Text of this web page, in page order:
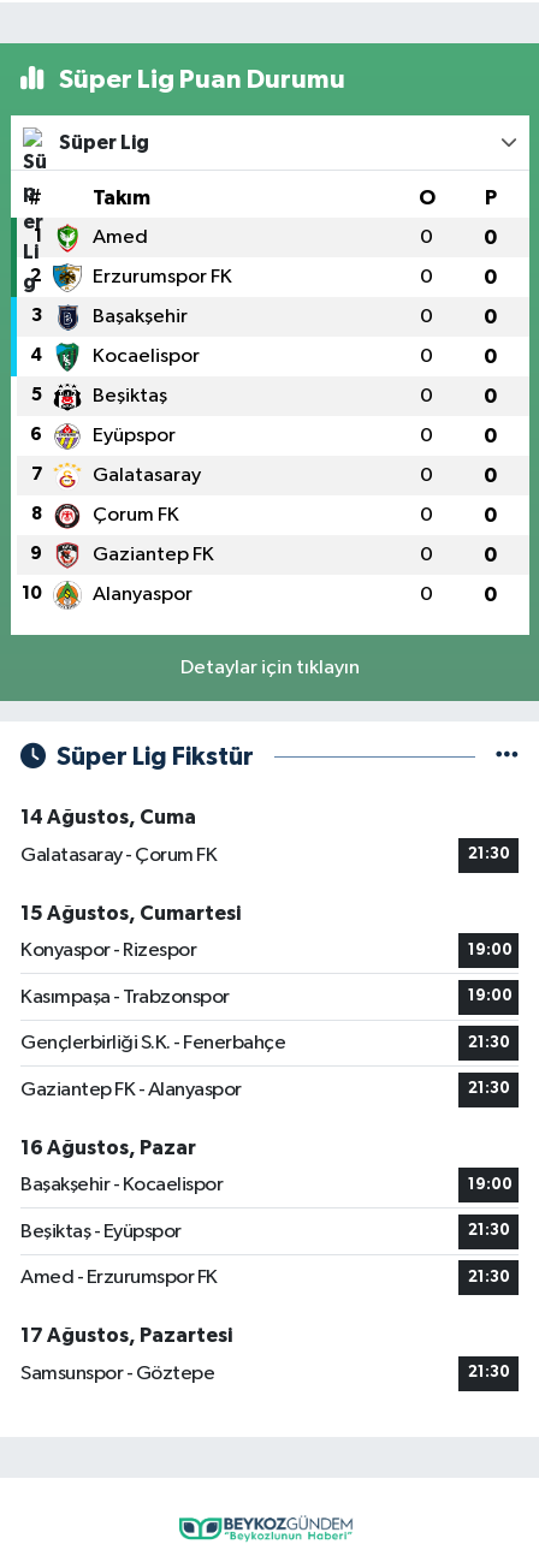
Süper Lig Puan Durumu
Süper Lig
# Takım O P
1 Amed 0 0
2 Erzurumspor FK 0 0
3 Başakşehir 0 0
4 Kocaelispor 0 0
5 Beşiktaş 0 0
6 Eyüpspor 0 0
7 Galatasaray 0 0
8 Çorum FK 0 0
9 Gaziantep FK 0 0
10 Alanyaspor 0 0
Detaylar için tıklayın
Süper Lig Fikstür
14 Ağustos, Cuma
Galatasaray - Çorum FK
21:30
15 Ağustos, Cumartesi
Konyaspor - Rizespor
19:00
Kasımpaşa - Trabzonspor 19:00
Gençlerbirliği S.K. - Fenerbahçe 21:30
Gaziantep FK - Alanyaspor 21:30
16 Ağustos, Pazar
Başakşehir - Kocaelispor
19:00
Beşiktaş - Eyüpspor 21:30
Amed - Erzurumspor FK 21:30
17 Ağustos, Pazartesi
Samsunspor - Göztepe
21:30